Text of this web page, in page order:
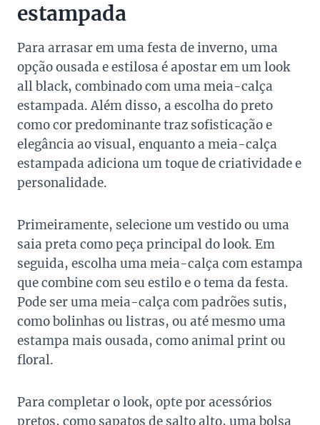
estampada
Para arrasar em uma festa de inverno, uma
opção ousada e estilosa é apostar em um look
all black, combinado com uma meia-calça
estampada. Além disso, a escolha do preto
como cor predominante traz sofisticação e
elegância ao visual, enquanto a meia-calça
estampada adiciona um toque de criatividade e
personalidade.
Primeiramente, selecione um vestido ou uma
saia preta como peça principal do look. Em
seguida, escolha uma meia-calça com estampa
que combine com seu estilo e o tema da festa.
Pode ser uma meia-calça com padrões sutis,
como bolinhas ou listras, ou até mesmo uma
estampa mais ousada, como animal print ou
floral.
Para completar o look, opte por acessórios
pretos, como sapatos de salto alto, uma bolsa